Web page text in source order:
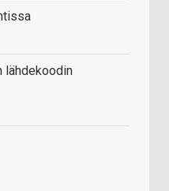
lähdekoodin